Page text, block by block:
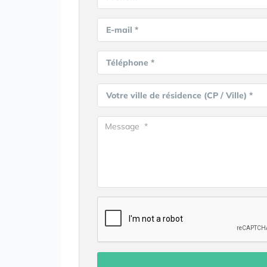
E-mail *
Téléphone *
Votre ville de résidence (CP / Ville) *